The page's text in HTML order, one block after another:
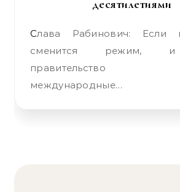
десятилетиями
Слава Рабинович: Если в России
сменится режим,
правительство
международные…